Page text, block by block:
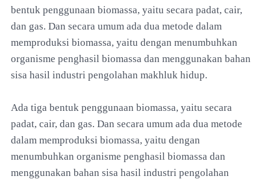
bentuk penggunaan biomassa, yaitu secara padat, cair,
dan gas. Dan secara umum ada dua metode dalam
memproduksi biomassa, yaitu dengan menumbuhkan
organisme penghasil biomassa dan menggunakan bahan
sisa hasil industri pengolahan makhluk hidup.
Ada tiga bentuk penggunaan biomassa, yaitu secara
padat, cair, dan gas. Dan secara umum ada dua metode
dalam memproduksi biomassa, yaitu dengan
menumbuhkan organisme penghasil biomassa dan
menggunakan bahan sisa hasil industri pengolahan